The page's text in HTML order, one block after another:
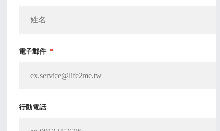
電子郵件 *
行動電話